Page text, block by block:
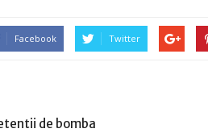
Facebook Twitter
de bomba